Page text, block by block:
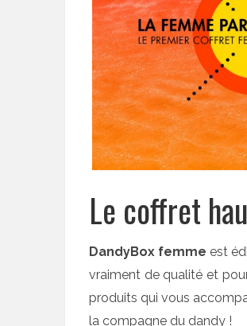
Le coffret
DandyBox femme est
vraiment de qualité et
produits qui vous
la compagne du dandy !